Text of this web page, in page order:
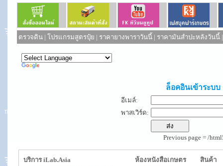
ตรวจดิน | โปรแกรมสูตรปุ๋ย | ราคายางพาราวันนี้ | ราคามันสำปะหลังวันนี้
ล็อคอินเข้าระบบ
อีเมล์:
พาสเวิร์ด:
Previous page = /
บริการ iLab.Asia
ห้องหนังสือเกษตร
สินค้า